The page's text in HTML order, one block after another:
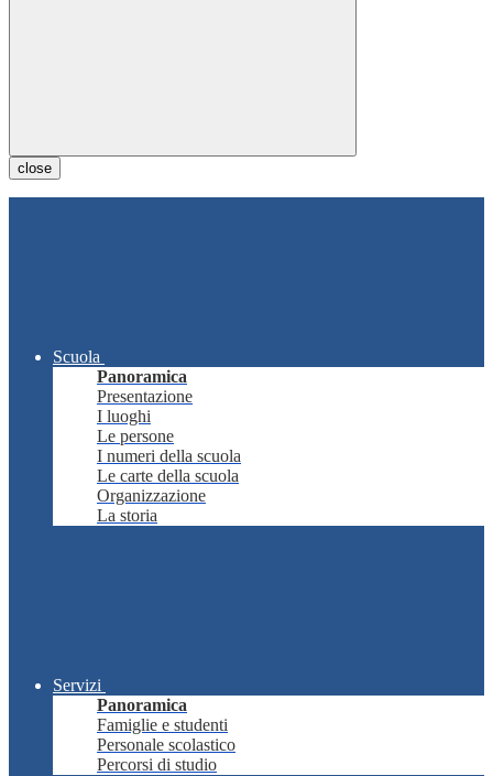
close
Scuola
Panoramica
Presentazione
I luoghi
Le persone
I numeri della scuola
Le carte della scuola
Organizzazione
La storia
Servizi
Panoramica
Famiglie e studenti
Personale scolastico
Percorsi di studio